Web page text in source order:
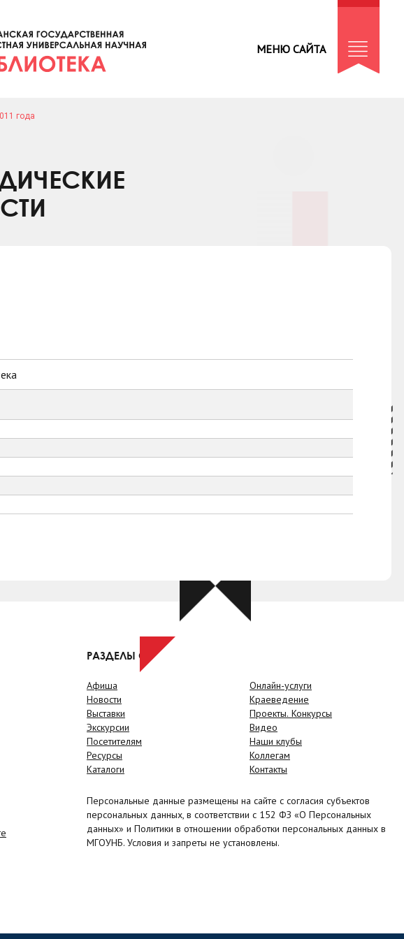
МЕНЮ САЙТА
года
РАЗДЕЛЫ САЙТА
Афиша
Новости
Выставки
Экскурсии
Посетителям
Ресурсы
Каталоги
Онлайн-услуги
Краеведение
Проекты. Конкурсы
Видео
Наши клубы
Коллегам
Контакты
Персональные данные размещены на сайте с согласия субъектов
персональных данных, в соответствии с 152 ФЗ «О Персональных
данных» и Политики в отношении обработки персональных данных в
МГОУНБ. Условия и запреты не установлены.